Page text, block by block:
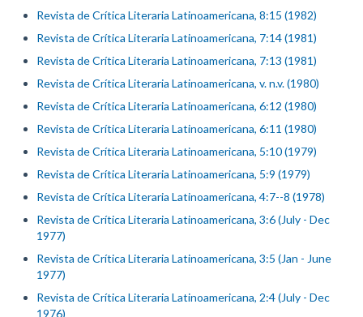
Revista de Crítica Literaria Latinoamericana, 8:15 (1982)
Revista de Crítica Literaria Latinoamericana, 7:14 (1981)
Revista de Crítica Literaria Latinoamericana, 7:13 (1981)
Revista de Crítica Literaria Latinoamericana, v. n.v. (1980)
Revista de Crítica Literaria Latinoamericana, 6:12 (1980)
Revista de Crítica Literaria Latinoamericana, 6:11 (1980)
Revista de Crítica Literaria Latinoamericana, 5:10 (1979)
Revista de Crítica Literaria Latinoamericana, 5:9 (1979)
Revista de Crítica Literaria Latinoamericana, 4:7--8 (1978)
Revista de Crítica Literaria Latinoamericana, 3:6 (July - Dec
1977)
Revista de Crítica Literaria Latinoamericana, 3:5 (Jan - June
1977)
Revista de Crítica Literaria Latinoamericana, 2:4 (July - Dec
1976)